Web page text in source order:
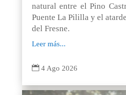
natural entre el Pino
Puente La Pililla y el
del Fresne.
Leer más...
 4 Ago 2026